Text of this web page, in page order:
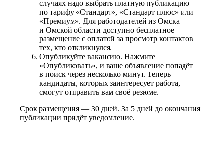
случаях надо выбрать платную публикацию
по тарифу «Стандарт», «Стандарт плюс» или
«Премиум». Для работодателей из Омска
и Омской области доступно бесплатное
размещение с оплатой за просмотр контактов
тех, кто откликнулся.
Опубликуйте вакансию. Нажмите
«Опубликовать», и ваше объявление попадёт
в поиск через несколько минут. Теперь
кандидаты, которых заинтересует работа,
смогут отправить вам своё резюме.
Срок размещения — 30 дней. За 5 дней до окончания
публикации придёт уведомление.